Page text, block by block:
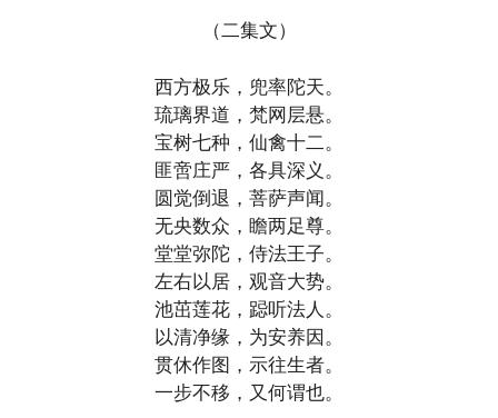
（二集文）
西方极乐，兜率陀天。
琉璃界道，梵网层悬。
宝树七种，仙禽十二。
匪啻庄严，各具深义。
圆觉倒退，菩萨声闻。
无央数众，瞻两足尊。
堂堂弥陀，侍法王子。
左右以居，观音大势。
池茁莲花，跽听法人。
以清净缘，为安养因。
贯休作图，示往生者。
一步不移，又何谓也。